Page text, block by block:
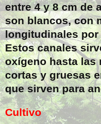
entre 4 y 8 cm de
son blancos, con
longitudinales por
Estos canales
oxígeno hasta las
cortas y gruesas
que sirven para
Cultivo